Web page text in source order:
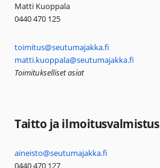
Matti Kuoppala
0440 470 125
toimitus@seutumajakka.fi
matti.kuoppala@seutumajakka.fi
Toimitukselliset asiat
Taitto ja ilmoitusvalmistus
aineisto@seutumajakka.fi
0440 470 127